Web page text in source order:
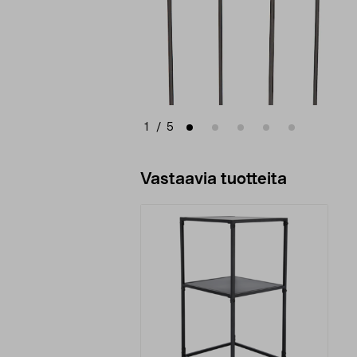
1 / 5
Vastaavia tuotteita